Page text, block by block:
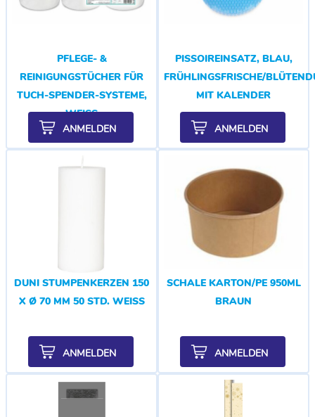
PFLEGE- &
REINIGUNGSTÜCHER FÜR
TUCH-SPENDER-SYSTEME,
WEISS
ANMELDEN
PISSOIREINSATZ, BLAU,
FRÜHLINGSFRISCHE/
MIT KALENDER
ANMELDEN
DUNI STUMPENKERZEN 150
X Ø 70 MM 50 STD. WEISS
ANMELDEN
SCHALE KARTON/PE 950ML
BRAUN
ANMELDEN